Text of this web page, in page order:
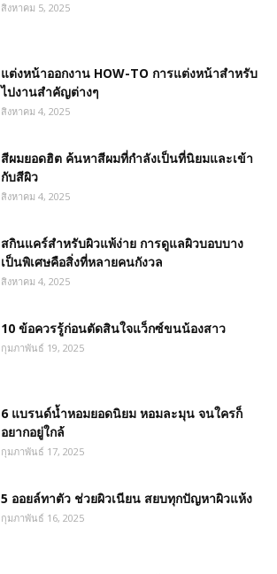
สิงหาคม 5, 2025
แต่งหน้าออกงาน HOW-TO การแต่งหน้าสำหรับ
ไปงานสำคัญต่างๆ
สิงหาคม 4, 2025
สีผมยอดฮิต ค้นหาสีผมที่กำลังเป็นที่นิยมและเข้า
กับสีผิว
สิงหาคม 4, 2025
สกินแคร์สำหรับผิวแพ้ง่าย การดูแลผิวบอบบาง
เป็นพิเศษคือสิ่งที่หลายคนกังวล
สิงหาคม 4, 2025
10 ข้อควรรู้ก่อนตัดสินใจแว็กซ์ขนน้องสาว
กุมภาพันธ์ 19, 2025
6 แบรนด์น้ำหอมยอดนิยม หอมละมุน จนใครก็
อยากอยู่ใกล้
กุมภาพันธ์ 17, 2025
5 ออยล์ทาตัว ช่วยผิวเนียน สยบทุกปัญหาผิวแห้ง
กุมภาพันธ์ 16, 2025